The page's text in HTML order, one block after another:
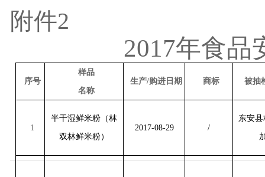
附件2
2017年食品
序号
样品
名称
生产/购进日期 商标 被抽
1
半干湿鲜米粉（林
双林鲜米粉）
2017-08-29 /
东安